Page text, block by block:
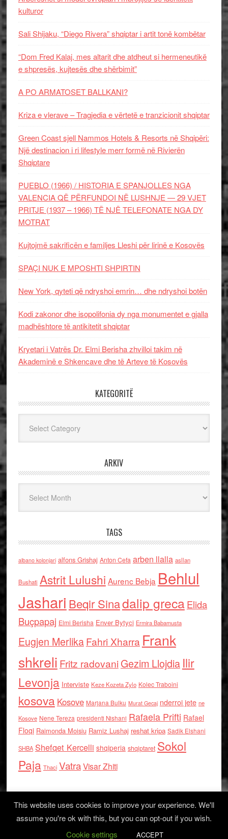
kulturor
Sali Shijaku, “Diego Rivera” shqiptar i artit tonë kombëtar
“Dom Fred Kalaj, mes altarit dhe atdheut si hermeneutikë
e shpresës, kujtesës dhe shërbimit”
A PO ARMATOSET BALLKANI?
Kriza e vlerave – Tragjedia e vërtetë e tranzicionit shqiptar
Green Coast sjell Nammos Hotels & Resorts në Shqipëri:
Një destinacion i ri lifestyle merr formë në Rivierën
Shqiptare
PUEBLO (1966) / HISTORIA E SPANJOLLES NGA
VALENCIA QË PËRFUNDOI NË LUSHNJE — 29 VJET
PRITJE (1937 – 1966) TË NJË TELEFONATE NGA DY
MOTRAT
Kujtojmë sakrificën e familjes Lleshi për lirinë e Kosovës
SPAÇI NUK E MPOSHTI SHPIRTIN
New York, qyteti që ndryshoi emrin… dhe ndryshoi botën
Kodi zakonor dhe isopolifonia dy nga monumentet e gjalla
madhështore të antikitetit shqiptar
Kryetari i Vatrës Dr. Elmi Berisha zhvilloi takim në
Akademinë e Shkencave dhe të Arteve të Kosovës
KATEGORITË
ARKIV
TAGS
albano kolonjari alfons Grishaj Anton Cefa arben llalla asllan
Bushati Astrit Lulushi Aurenc Bebja Behlul
Jashari Beqir Sinadalip grecaElida
Buçpapaj Elmi Berisha Enver Bytyci Ermira Babamusta
Eugjen MerlikaFahri Xharra Frank
shkreli Fritz radovaniGezim Llojdia Ilir
Levonja Interviste Keze Kozeta Zylo Kolec Traboini
kosova Kosove Marjana Bulku Murat Gecaj nderroi jete ne
Kosove Nene Tereza presidenti Nishani Rafaela Prifti Rafael
Floqi Raimonda Moisiu Ramiz Lushaj reshat kripa Sadik Elshani
SHBA Shefqet Kercelli shqiperia shqiptaret Sokol
Paja Thaci VatraVisar Zhiti
Log in
This website uses cookies to improve your experience. We'll
assume you're ok with this, but you can opt-out if you wish.
Cookie settings
ACCEPT